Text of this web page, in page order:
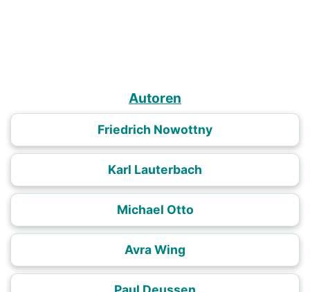
Autoren
Friedrich Nowottny
Karl Lauterbach
Michael Otto
Avra Wing